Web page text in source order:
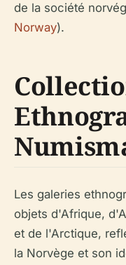
de la société
Norway).
Les galeries
objets d'Afrique,
et de l'Arctique,
la Norvège et son